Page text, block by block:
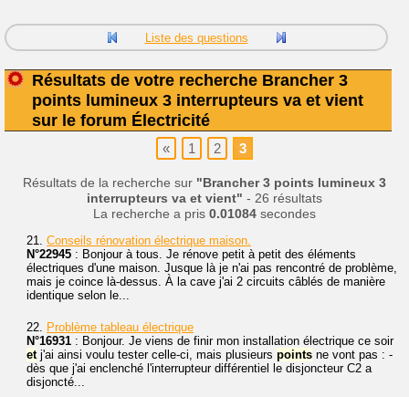
Liste des questions
Résultats de votre recherche Brancher 3
points lumineux 3 interrupteurs va et vient
sur le forum Électricité
« 1 2 3
Résultats de la recherche sur "Brancher 3 points lumineux 3
interrupteurs va et vient" - 26 résultats
La recherche a pris 0.01084 secondes
21. Conseils rénovation électrique maison.
N°22945 : Bonjour à tous. Je rénove petit à petit des éléments
électriques d'une maison. Jusque là je n'ai pas rencontré de problème,
mais je coince là-dessus. À la cave j'ai 2 circuits câblés de manière
identique selon le...
22. Problème tableau électrique
N°16931 : Bonjour. Je viens de finir mon installation électrique ce soir
et j'ai ainsi voulu tester celle-ci, mais plusieurs points ne vont pas : -
dès que j'ai enclenché l'interrupteur différentiel le disjoncteur C2 a
disjoncté...